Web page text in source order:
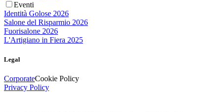
Eventi
Identità Golose 2026
Salone del Risparmio 2026
Fuorisalone 2026
L'Artigiano in Fiera 2025
Legal
CorporateCookie Policy
Privacy Policy